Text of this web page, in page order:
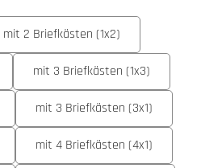
mit 2 Briefkästen (1x2)
mit 3 Briefkästen (1x3)
mit 3 Briefkästen (3x1)
mit 4 Briefkästen (4x1)